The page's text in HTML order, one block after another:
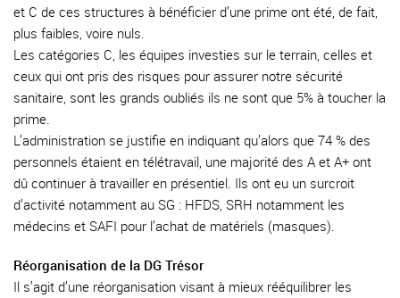
et C de ces structures à bénéficier d’une prime ont été, de fait,
plus faibles, voire nuls.
Les catégories C, les équipes investies sur le terrain, celles et
ceux qui ont pris des risques pour assurer notre sécurité
sanitaire, sont les grands oubliés ils ne sont que 5% à toucher la
prime.
L’administration se justifie en indiquant qu’alors que 74 % des
personnels étaient en télétravail, une majorité des A et A+ ont
dû continuer à travailler en présentiel. Ils ont eu un surcroit
d’activité notamment au SG : HFDS, SRH notamment les
médecins et SAFI pour l’achat de matériels (masques).
Réorganisation de la DG Trésor
Il s’agit d’une réorganisation visant à mieux rééquilibrer les